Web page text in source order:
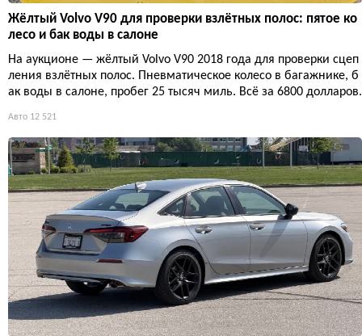
Жёлтый Volvo V90 для проверки взлётных полос: пятое ко
лесо и бак воды в салоне
На аукционе — жёлтый Volvo V90 2018 года для проверки сцеп
ления взлётных полос. Пневматическое колесо в багажнике, б
ак воды в салоне, пробег 25 тысяч миль. Всё за 6800 долларов.
Авто 12 521